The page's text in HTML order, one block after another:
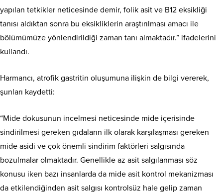
yapılan tetkikler neticesinde demir, folik asit ve B12 eksikliği
tanısı aldıktan sonra bu eksikliklerin araştırılması amacı ile
bölümümüze yönlendirildiği zaman tanı almaktadır.” ifadelerini
kullandı.
Harmancı, atrofik gastritin oluşumuna ilişkin de bilgi vererek,
şunları kaydetti:
“Mide dokusunun incelmesi neticesinde mide içerisinde
sindirilmesi gereken gıdaların ilk olarak karşılaşması gereken
mide asidi ve çok önemli sindirim faktörleri salgısında
bozulmalar olmaktadır. Genellikle az asit salgılanması söz
konusu iken bazı insanlarda da mide asit kontrol mekanizması
da etkilendiğinden asit salgısı kontrolsüz hale gelip zaman